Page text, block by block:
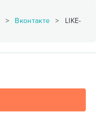
Вконтакте
LIKE-